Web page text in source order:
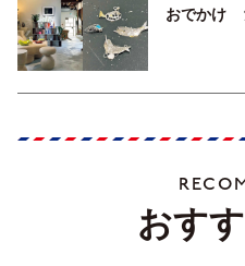
おでかけ
おす